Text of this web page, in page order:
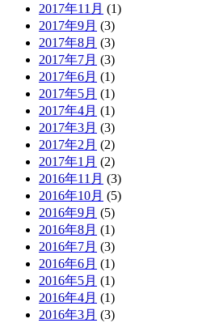
2017年11月 (1)
2017年9月 (3)
2017年8月 (3)
2017年7月 (3)
2017年6月 (1)
2017年5月 (1)
2017年4月 (1)
2017年3月 (3)
2017年2月 (2)
2017年1月 (2)
2016年11月 (3)
2016年10月 (5)
2016年9月 (5)
2016年8月 (1)
2016年7月 (3)
2016年6月 (1)
2016年5月 (1)
2016年4月 (1)
2016年3月 (3)